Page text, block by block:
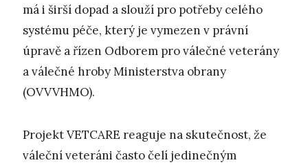
má i širší dopad a slouží pro potřeby celého
systému péče, který je vymezen v právní
úpravě a řízen Odborem pro válečné veterány
a válečné hroby Ministerstva obrany
(OVVVHMO).
Projekt VETCARE reaguje na skutečnost, že
váleční veteráni často čelí jedinečným